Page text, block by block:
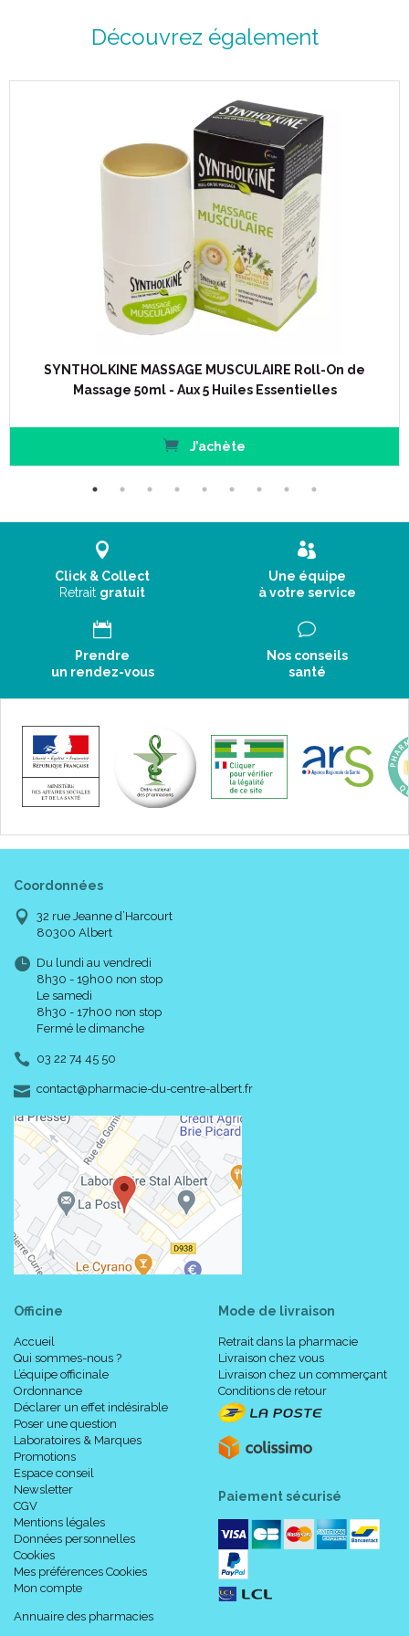
Découvrez également
SYNTHOLKINE MASSAGE MUSCULAIRE Roll-On de
Massage 50ml - Aux 5 Huiles Essentielles
J’achète
Click & Collect
Retrait gratuit
Une équipe
à votre service
Prendre
un rendez-vous
Nos conseils
santé
Coordonnées
32 rue Jeanne d’Harcourt
80300 Albert
Du lundi au vendredi
8h30 - 19h00 non stop
Le samedi
8h30 - 17h00 non stop
Fermé le dimanche
03 22 74 45 50
contact-
@-
pharmacie-du-centre-albert.fr
Officine
Accueil
Qui sommes-nous ?
L’équipe officinale
Ordonnance
Déclarer un effet indésirable
Poser une question
Laboratoires & Marques
Promotions
Espace conseil
Newsletter
CGV
Mentions légales
Données personnelles
Cookies
Mes préférences Cookies
Mon compte
Annuaire des pharmacies
Mode de livraison
Retrait dans la pharmacie
Livraison chez vous
Livraison chez un commerçant
Conditions de retour
Paiement sécurisé